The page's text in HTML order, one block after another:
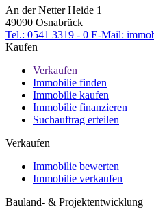
An der Netter Heide 1
49090 Osnabrück
Tel.: 0541 3319 - 0 E-Mail:
Kaufen
Verkaufen
Immobilie finden
Immobilie kaufen
Immobilie finanzieren
Suchauftrag erteilen
Verkaufen
Immobilie bewerten
Immobilie verkaufen
Bauland- & Projektentwicklung